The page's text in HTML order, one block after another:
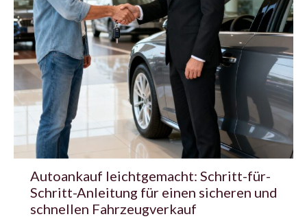
Autoankauf leichtgemacht: Schritt-für-
Schritt-Anleitung für einen sicheren und
schnellen Fahrzeugverkauf